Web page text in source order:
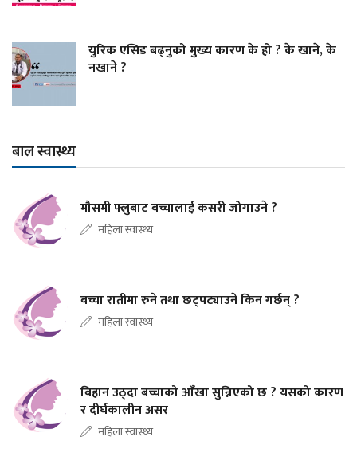
युरिक एसिड बढ्नुको मुख्य कारण के हो ? के खाने, के
नखाने ?
बाल स्वास्थ्य
मौसमी फ्लुबाट बच्चालाई कसरी जोगाउने ?
महिला स्वास्थ्य
बच्चा रातीमा रुने तथा छट्पट्याउने किन गर्छन् ?
महिला स्वास्थ्य
बिहान उठ्दा बच्चाको आँखा सुन्निएको छ ? यसको कारण
र दीर्घकालीन असर
महिला स्वास्थ्य